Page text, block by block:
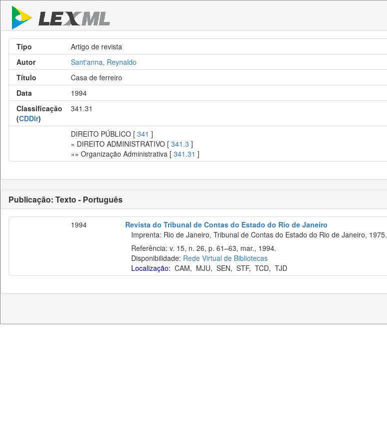
Tipo
Artigo de revista
Autor
Sant'anna, Reynaldo
Título
Casa de ferreiro
Data
1994
Classificação
(CDDir)
341.31
DIREITO PÚBLICO [ 341 ]
» DIREITO ADMINISTRATIVO [ 341.3 ]
»» Organização Administrativa [ 341.31 ]
Publicação: Texto - Português
1994
Revista do Tribunal de Contas do Estado do Rio de Janeiro
Imprenta: Rio de Janeiro, Tribunal de Contas do Estado do Rio de Janeiro, 1975.
Referência: v. 15, n. 26, p. 61–63, mar., 1994.
Disponibilidade: Rede Virtual de Bibliotecas
Localização: CAM, MJU, SEN, STF, TCD, TJD